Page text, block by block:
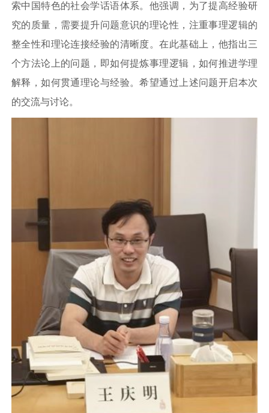
索中国特色的社会学话语体系。他强调，为了提高经验研
究的质量，需要提升问题意识的理论性，注重事理逻辑的
整全性和理论连接经验的清晰度。在此基础上，他指出三
个方法论上的问题，即如何提炼事理逻辑，如何推进学理
解释，如何贯通理论与经验。希望通过上述问题开启本次
的交流与讨论。